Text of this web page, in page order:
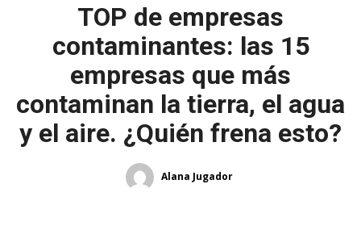
TOP de empresas
contaminantes: las 15
empresas que más
contaminan la tierra, el agua
y el aire. ¿Quién frena esto?
Alana Jugador